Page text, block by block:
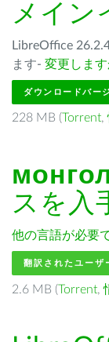
メイン
LibreOffice
ます- 変更します
ダウンロードバー
228 MB (Torrent,
スを入
他の言語が必要
翻訳されたユーザ
2.6 MB (Torrent,